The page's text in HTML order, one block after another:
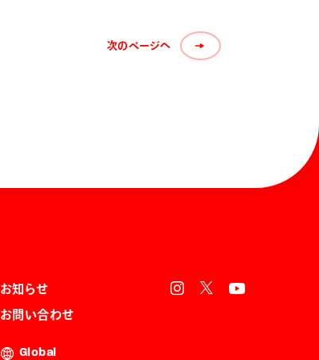
次のページへ
お知らせ
お問い合わせ
Global